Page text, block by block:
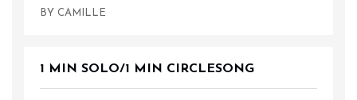
BY CAMILLE
1 MIN SOLO/1 MIN CIRCLESONG